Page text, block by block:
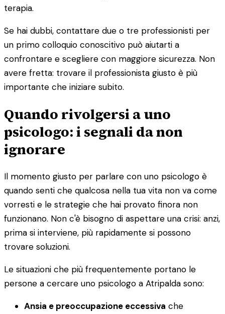
terapia.
Se hai dubbi, contattare due o tre professionisti per
un primo colloquio conoscitivo può aiutarti a
confrontare e scegliere con maggiore sicurezza. Non
avere fretta: trovare il professionista giusto è più
importante che iniziare subito.
Quando rivolgersi a uno
psicologo: i segnali da non
ignorare
Il momento giusto per parlare con uno psicologo è
quando senti che qualcosa nella tua vita non va come
vorresti e le strategie che hai provato finora non
funzionano. Non c'è bisogno di aspettare una crisi: anzi,
prima si interviene, più rapidamente si possono
trovare soluzioni.
Le situazioni che più frequentemente portano le
persone a cercare uno psicologo a Atripalda sono:
Ansia e preoccupazione eccessiva che